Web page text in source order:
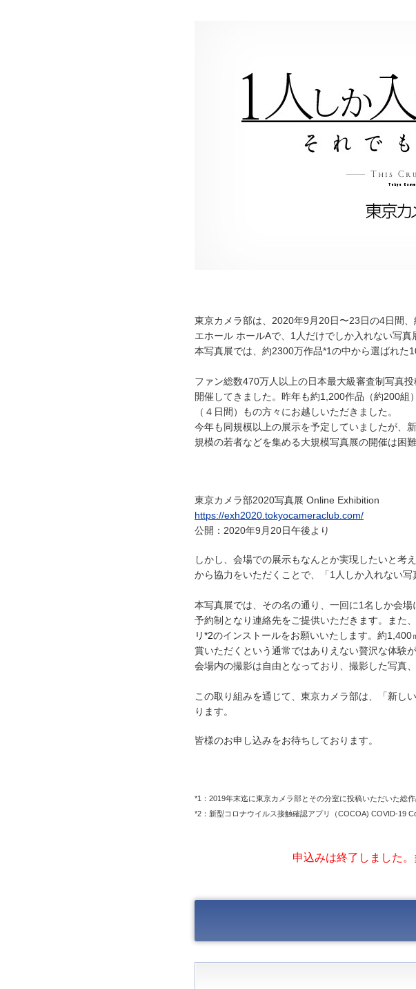
東京カメラ部は、2020年9月20日〜23日の4日間
エホール ホールAで、1人だけでしか入れない写真
本写真展では、約2300万作品*1の中から選ばれた
ファン総数470万人以上の日本最大級審査制写真
開催してきました。昨年も約1,200作品（約200
（４日間）もの方々にお越しいただきました。
今年も同規模以上の展示を予定していましたが、
規模の若者などを集める大規模写真展の開催は困
東京カメラ部2020写真展 Online Exhibition
https://exh2020.tokyocameraclub.com/
公開：2020年9月20日午後より
しかし、会場での展示もなんとか実現したいと考
から協力をいただくことで、「1人しか入れない
本写真展では、その名の通り、一回に1名しか会
予約制となり連絡先をご提供いただきます。また
リ*2のインストールをお願いいたします。約
賞いただくという通常ではありえない贅沢な体験
会場内の撮影は自由となっており、撮影した写真
この取り組みを通じて、東京カメラ部は、「新し
ります。
皆様のお申し込みをお待ちしております。
*1：2019年末迄に東京カメラ部とその分室に投稿いただいた総
*2：新型コロナウイルス接触確認アプリ（COCOA) COVID-19
申込みは終了しました